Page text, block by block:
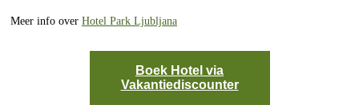
Meer info over Hotel Park Ljubljana
Boek Hotel via
Vakantiediscounter